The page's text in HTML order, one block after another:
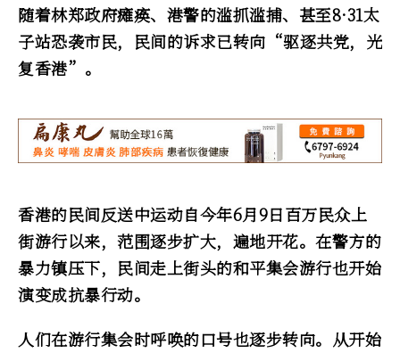
随着林郑政府瘫痪、港警的滥抓滥捕、甚至8·31太
子站恐袭市民，民间的诉求已转向“驱逐共党，光
复香港”。
香港的民间反送中运动自今年6月9日百万民众上
街游行以来，范围逐步扩大，遍地开花。在警方的
暴力镇压下，民间走上街头的和平集会游行也开始
演变成抗暴行动。
人们在游行集会时呼唤的口号也逐步转向。从开始